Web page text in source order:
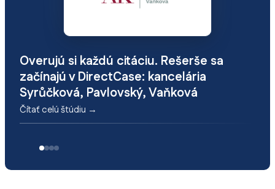
Overujú si každú citáciu. Rešerše sa
začínajú v DirectCase: kancelária
Syrůčková, Pavlovský, Vaňková
Čítať celú štúdiu →